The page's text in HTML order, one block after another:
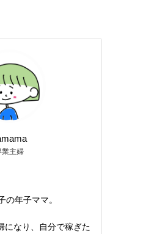
業主婦
の年子ママ。
になり、自分で稼ぎた